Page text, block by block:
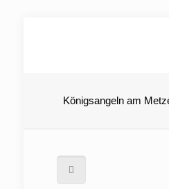
Königsangeln am